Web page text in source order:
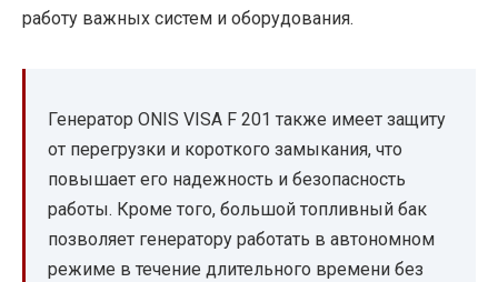
работу важных систем и оборудования.
Генератор ONIS VISA F 201 также имеет защиту
от перегрузки и короткого замыкания, что
повышает его надежность и безопасность
работы. Кроме того, большой топливный бак
позволяет генератору работать в автономном
режиме в течение длительного времени без